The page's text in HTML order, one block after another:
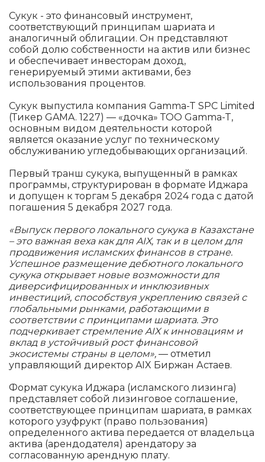
Сукук - это финансовый инструмент,
соответствующий принципам шариата и
аналогичный облигации. Он представляют
собой долю собственности на актив или бизнес
и обеспечивает инвесторам доход,
генерируемый этими активами, без
использования процентов.
Сукук выпустила компания Gamma-T SPC Limited
(Тикер GAMA. 1227) — «дочка» ТОО Gamma-T,
основным видом деятельности которой
является оказание услуг по техническому
обслуживанию угледобывающих организаций.
Первый транш сукука, выпущенный в рамках
программы, структурирован в формате Иджара
и допущен к торгам 5 декабря 2024 года с датой
погашения 5 декабря 2027 года.
«Выпуск первого локального сукука в Казахстане
– это важная веха как для AIX, так и в целом для
продвижения исламских финансов в стране.
Успешное размещение дебютного локального
сукука открывает новые возможности для
диверсифицированных и инклюзивных
инвестиций, способствуя укреплению связей с
глобальными рынками, работающими в
соответствии с принципами шариата. Это
подчеркивает стремление AIX к инновациям и
вклад в устойчивый рост финансовой
экосистемы страны в целом», — отметил
управляющий директор AIX Биржан Астаев.
Формат сукука Иджара (исламского лизинга)
представляет собой лизинговое соглашение,
соответствующее принципам шариата, в рамках
которого узуфрукт (право пользования)
определенного актива передается от владельца
актива (арендодателя) арендатору за
согласованную арендную плату.